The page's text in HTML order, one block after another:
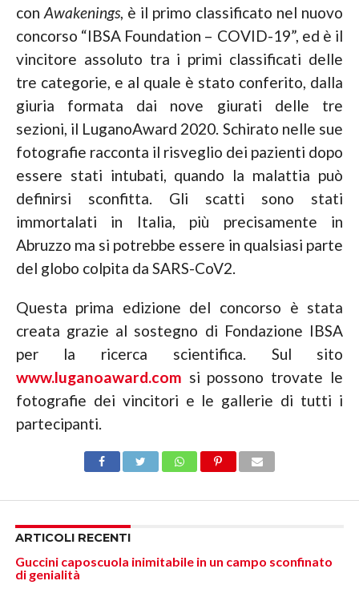
con Awakenings, è il primo classificato nel nuovo
concorso “IBSA Foundation – COVID-19”, ed è il
vincitore assoluto tra i primi classificati delle
tre categorie, e al quale è stato conferito, dalla
giuria formata dai nove giurati delle tre
sezioni, il LuganoAward 2020. Schirato nelle sue
fotografie racconta il risveglio dei pazienti dopo
essere stati intubati, quando la malattia può
definirsi sconfitta. Gli scatti sono stati
immortalati in Italia, più precisamente in
Abruzzo ma si potrebbe essere in qualsiasi parte
del globo colpita da SARS-CoV2.
Questa prima edizione del concorso è stata
creata grazie al sostegno di Fondazione IBSA
per la ricerca scientifica. Sul sito
www.luganoaward.com si possono trovate le
fotografie dei vincitori e le gallerie di tutti i
partecipanti.
ARTICOLI RECENTI
Guccini caposcuola inimitabile in un campo sconfinato
di genialità